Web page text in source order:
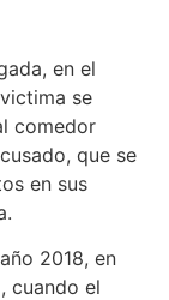
en el
se
comedor
que se
en sus
2018, en
cuando el